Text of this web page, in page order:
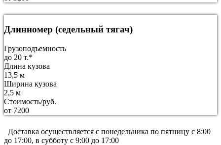
Длинномер (седельный тягач)
Грузоподъемность
до 20 т.*
Длина кузова
13,5 м
Ширина кузова
2,5 м
Стоимость/руб.
от 7200
Доставка осуществляется c понедельника по пятницу с 8:00
до 17:00, в субботу с 9:00 до 17:00